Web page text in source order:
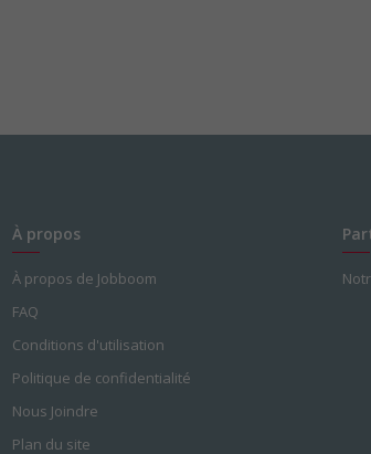
À propos
À propos de Jobboom
FAQ
Conditions d'utilisation
Politique de confidentialité
Nous Joindre
Plan du site